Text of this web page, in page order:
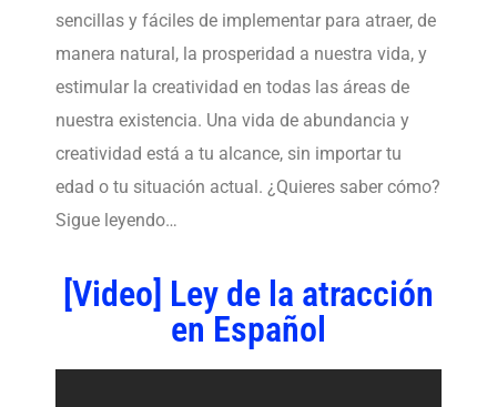
sencillas y fáciles de implementar para atraer, de
manera natural, la prosperidad a nuestra vida, y
estimular la creatividad en todas las áreas de
nuestra existencia. Una vida de abundancia y
creatividad está a tu alcance, sin importar tu
edad o tu situación actual. ¿Quieres saber cómo?
Sigue leyendo…
[Video] Ley de la atracción
en Español